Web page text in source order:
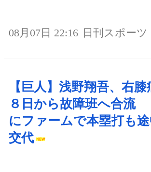
08月07日 22:16 日刊スポーツ
【巨人】浅野翔吾、右
８日から故障班へ合流
にファームで本塁打も
交代